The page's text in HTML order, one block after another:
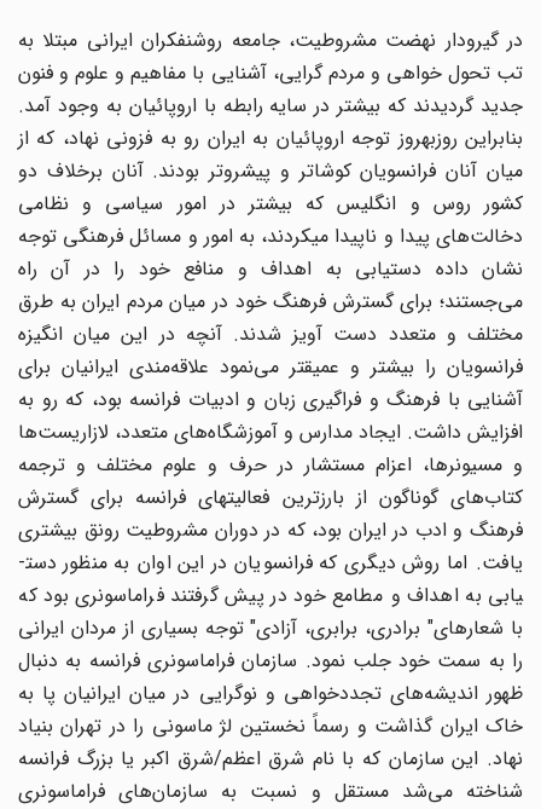
در گیر‌و‌دار نهضت مشروطیت، جامعه روشنفکران ایرانی مبتلا به
تب تحول خواهی و مردم گرایی، آشنایی با مفاهیم و علوم و فنون
جدید گردیدند که بیش‎تر در سایه رابطه با اروپائیان به وجود آمد.
بنابراین روز­به­روز توجه اروپائیان به ایران رو به فزونی نهاد، که از
میان آنان فرانسویان کوشاتر و پیش‎روتر بودند. آنان برخلاف دو
کشور روس و انگلیس که بیش‎تر در امور سیاسی و نظامی
دخالت‌های پیدا و ناپیدا می­کردند، به امور و مسائل فرهنگی توجه
نشان داده دست‎یابی به اهداف و منافع خود را در آن راه
می‌جستند؛ برای گسترش فرهنگ خود در میان مردم ایران به طرق
مختلف و متعدد دست آویز شدند. آنچه در این میان انگیزه
فرانسویان را بیشتر و عمیق‎تر می‌نمود علاقه‌مندی ایرانیان برای
آشنایی با فرهنگ و فراگیری زبان و ادبیات فرانسه بود، که رو به
افزایش داشت. ایجاد مدارس و آموزشگاه‌های متعدد، لازاریست‌ها
و مسیونرها، اعزام مستشار در حرف و علوم مختلف و ترجمه
کتاب‌های گوناگون از بارزترین فعالیت‎های فرانسه برای گسترش
فرهنگ و ادب در ایران بود، که در دوران مشروطیت رونق بیشتری
یافت. اما روش دیگری که فرانسویان در این اوان به منظور دست­
یابی به اهداف و مطامع خود در پیش گرفتند فراماسونری بود که
با شعارهای" برادری، برابری، آزادی" توجه بسیاری از مردان ایرانی
را به سمت خود جلب نمود. سازمان فراماسونری فرانسه به دنبال
ظهور اندیشه‌های تجددخواهی و نوگرایی در میان ایرانیان پا به
خاک ایران گذاشت و رسماً نخستین لژ ماسونی را در تهران بنیاد
نهاد. این سازمان که با نام شرق اعظم‌/‌شرق اکبر یا بزرگ فرانسه
شناخته می‌شد مستقل و نسبت به سازمان‌های فراماسونری